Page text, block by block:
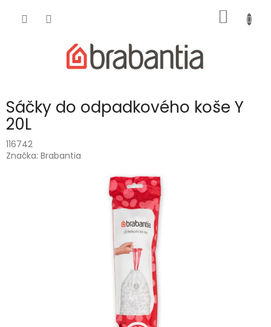
KOŠÍK
Sáčky do odpadkového koše Y
20L
116742
Značka: Brabantia